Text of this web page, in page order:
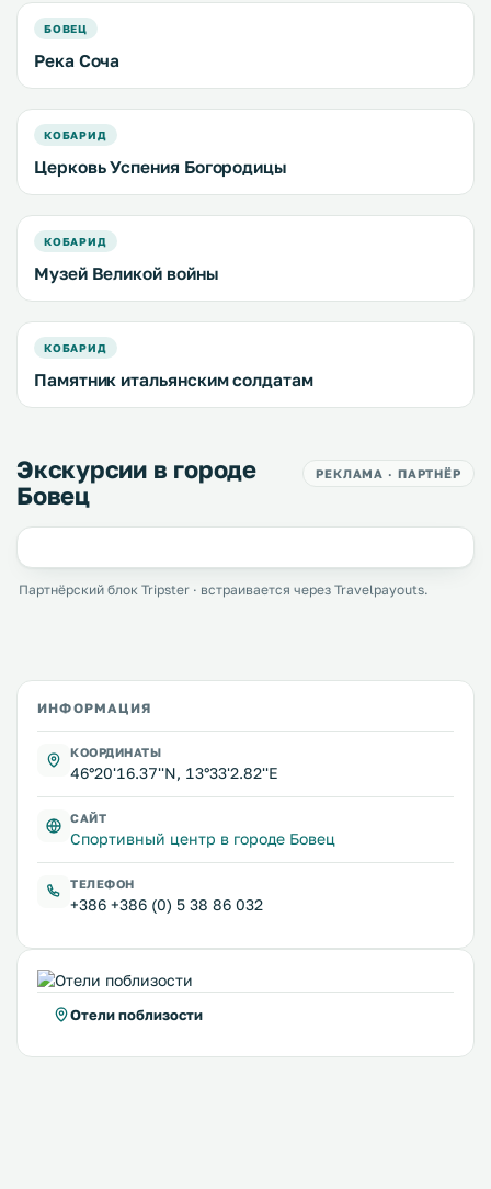
БОВЕЦ
Река Соча
КОБАРИД
Церковь Успения Богородицы
КОБАРИД
Музей Великой войны
КОБАРИД
Памятник итальянским солдатам
Экскурсии в городе
Бовец
РЕКЛАМА · ПАРТНЁР
Партнёрский блок Tripster · встраивается через Travelpayouts.
ИНФОРМАЦИЯ
КООРДИНАТЫ
46°20'16.37''N, 13°33'2.82''E
САЙТ
Спортивный центр в городе Бовец
ТЕЛЕФОН
+386 +386 (0) 5 38 86 032
Отели поблизости